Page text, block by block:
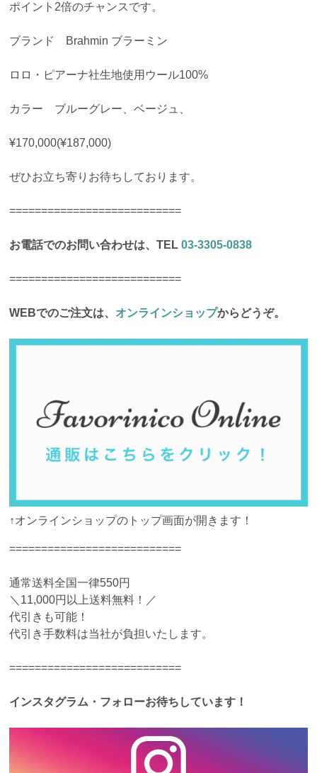
ポイント2倍のチャンスです。
ブランド Brahmin ブラーミン
ロロ・ピアーナ社生地使用ウール100%
カラー ブルーグレー、ベージュ、
¥170,000(¥187,000)
ぜひお立ち寄りお待ちしております。
===========================
お電話でのお問い合わせは、TEL03-3305-0838
===========================
WEBでのご注文は、 オンラインショップからどうぞ。
↑オンラインショップのトップ画面が開きます！
===========================
通常送料全国一律550円
＼11,000円以上送料無料！／
代引きも可能！
代引き手数料は当社が負担いたします。
===========================
インスタグラム・フォローお待ちしています！